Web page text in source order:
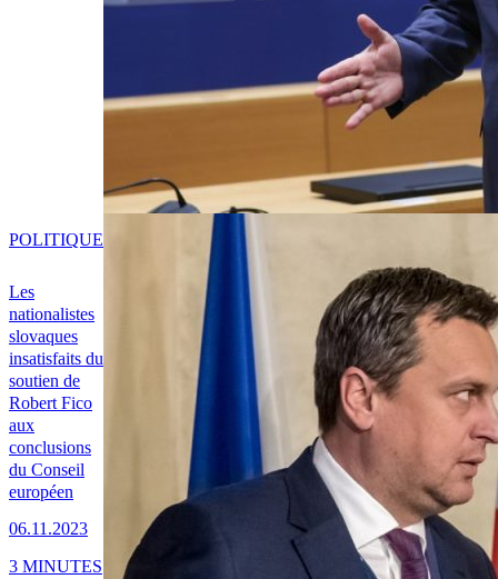
Les
nationalistes
slovaques
insatisfaits du
soutien de
Robert Fico
aux
conclusions
du Conseil
européen
06.11.2023
POLITIQUE
3 MINUTES